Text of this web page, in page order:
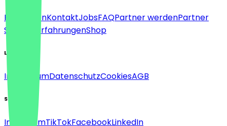
Für FirmenKontaktJobsFAQPartner werdenPartner
Support
ErfahrungenShop
Legal
ImpressumDatenschutzCookiesAGB
Social
InstagramTikTokFacebookLinkedIn